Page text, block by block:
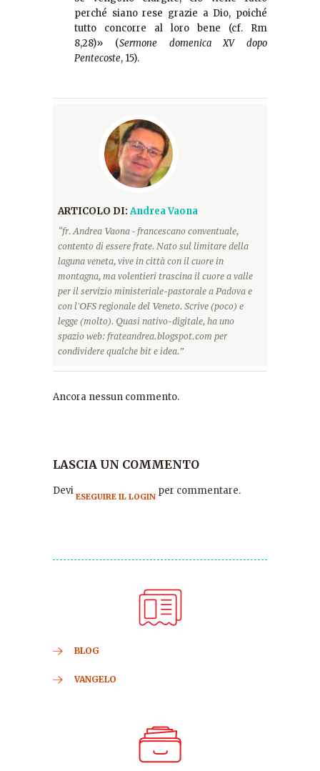
perché siano rese grazie a Dio, poiché
tutto concorre al loro bene (cf. Rm
8,28)» (Sermone domenica XV dopo
Pentecoste, 15).
ARTICOLO DI:Andrea Vaona
“fr. Andrea Vaona - francescano conventuale,
contento di essere frate. Nato sul limitare della
laguna veneta, vive in città con il cuore in
montagna, ma volentieri trascina il cuore a valle
per il servizio ministeriale-pastorale a Padova e
con l'OFS regionale del Veneto. Scrive (poco) e
legge (molto). Quasi nativo-digitale, ha uno
spazio web: frateandrea.blogspot.com per
condividere qualche bit e idea.”
Ancora nessun commento.
LASCIA UN COMMENTO
Devi ESEGUIRE IL LOGIN per commentare.
BLOG
VANGELO